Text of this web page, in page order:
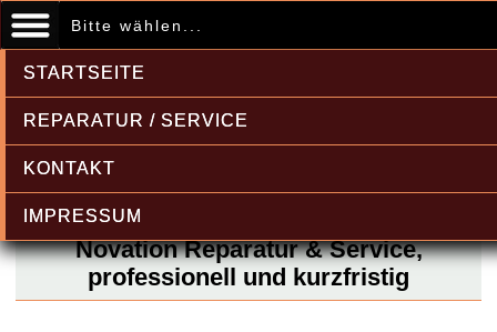
Bitte wählen...
STARTSEITE
REPARATUR / SERVICE
KONTAKT
IMPRESSUM
Novation Reparatur & Service,
professionell und kurzfristig